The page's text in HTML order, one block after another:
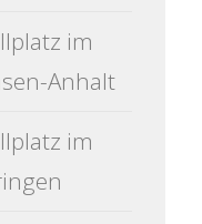
im
Anhalt
im